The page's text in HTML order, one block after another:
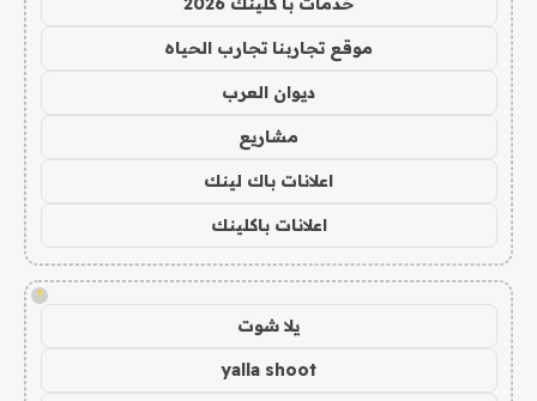
موقع تجاربنا تجارب الحياه
ديوان العرب
مشاريع
اعلانات باك لينك
اعلانات باكلينك
!
يلا شوت
yalla shoot